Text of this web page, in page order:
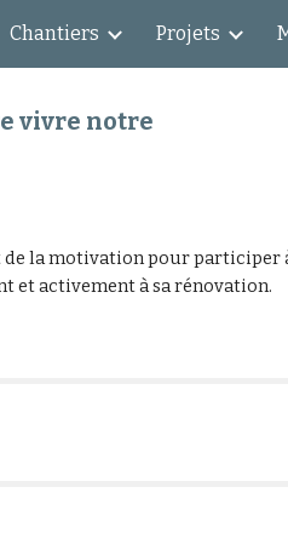
Chantiers Projets
vivre notre
de la motivation pour participer
et activement à sa rénovation.